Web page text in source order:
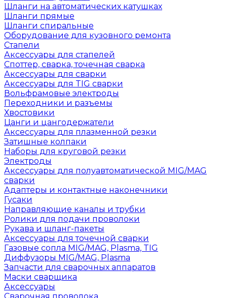
Шланги на автоматических катушках
Шланги прямые
Шланги спиральные
Оборудование для кузовного ремонта
Стапели
Аксессуары для стапелей
Споттер, сварка, точечная сварка
Аксессуары для сварки
Аксессуары для TIG сварки
Вольфрамовые электроды
Переходники и разъемы
Хвостовики
Цанги и цангодержатели
Аксессуары для плазменной резки
Затишные колпаки
Наборы для круговой резки
Электроды
Аксессуары для полуавтоматической MIG/MAG
сварки
Адаптеры и контактные наконечники
Гусаки
Направляющие каналы и трубки
Ролики для подачи проволоки
Рукава и шланг-пакеты
Аксессуары для точечной сварки
Газовые сопла MIG/MAG, Plasma, TIG
Диффузоры MIG/MAG, Plasma
Запчасти для сварочных аппаратов
Маски сварщика
Аксессуары